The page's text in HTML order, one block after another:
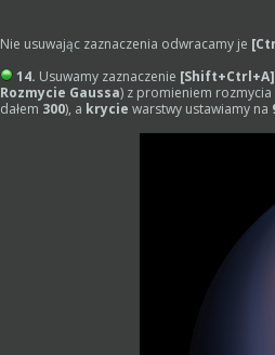
Nie usuwając zaznaczenia odwracamy je
14. Usuwamy zaznaczenie [Shift+Ctrl+A]
Rozmycie Gaussa) z promieniem
dałem 300), a krycie warstwy ustawiamy na